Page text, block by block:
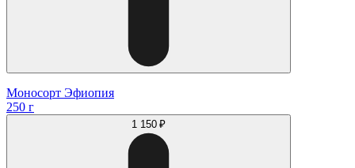
Моносорт Эфиопия
250 г
1 150 ₽